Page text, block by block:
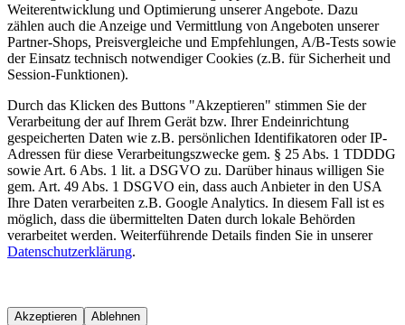
Weiterentwicklung und Optimierung unserer Angebote. Dazu
zählen auch die Anzeige und Vermittlung von Angeboten unserer
Partner-Shops, Preisvergleiche und Empfehlungen, A/B-Tests sowie
der Einsatz technisch notwendiger Cookies (z.B. für Sicherheit und
Session-Funktionen).
Durch das Klicken des Buttons "Akzeptieren" stimmen Sie der
Verarbeitung der auf Ihrem Gerät bzw. Ihrer Endeinrichtung
gespeicherten Daten wie z.B. persönlichen Identifikatoren oder IP-
Adressen für diese Verarbeitungszwecke gem. § 25 Abs. 1 TDDDG
sowie Art. 6 Abs. 1 lit. a DSGVO zu. Darüber hinaus willigen Sie
gem. Art. 49 Abs. 1 DSGVO ein, dass auch Anbieter in den USA
Ihre Daten verarbeiten z.B. Google Analytics. In diesem Fall ist es
möglich, dass die übermittelten Daten durch lokale Behörden
verarbeitet werden. Weiterführende Details finden Sie in unserer
Datenschutzerklärung.
Akzeptieren Ablehnen